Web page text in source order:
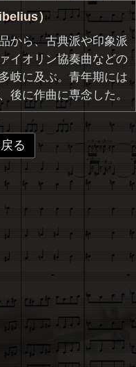
）
から、古典派や印象派
イオリン協奏曲などの
岐に及ぶ。青年期には
後に作曲に専念した。
る